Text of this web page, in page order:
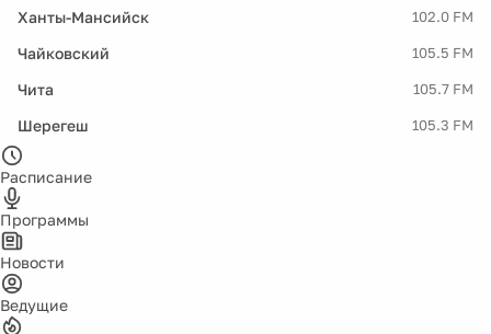
Ханты-Мансийск 102.0 FM
Чайковский 105.5 FM
Чита 105.7 FM
Шерегеш 105.3 FM
Расписание
Программы
Новости
Ведущие